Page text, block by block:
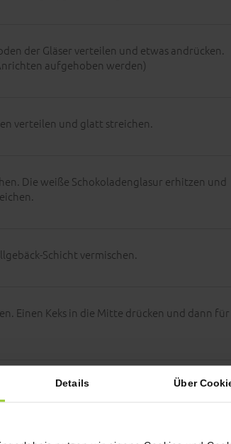
Details Über
der Gläser verteilen und etwas andrücken.
aufgehoben werden)
verteilen und glatt streichen.
Die weiße Schokoladenglasur erhitzen und
Schicht vermischen.
Einen Keks in die Mitte drücken und dann für